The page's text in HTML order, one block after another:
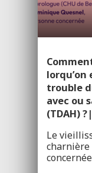
lorqu’on
trouble
avec ou
(TDAH)
Le
charnière